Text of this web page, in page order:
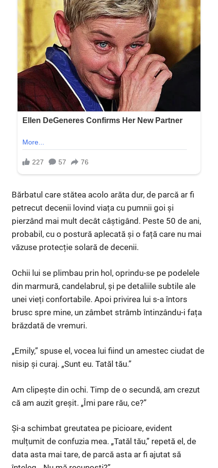
Bărbatul care stătea acolo arăta dur, de parcă ar fi
petrecut decenii lovind viața cu pumnii goi și
pierzând mai mult decât câștigând. Peste 50 de ani,
probabil, cu o postură aplecată și o față care nu mai
văzuse protecție solară de decenii.
Ochii lui se plimbau prin hol, oprindu-se pe podelele
din marmură, candelabrul, și pe detaliile subtile ale
unei vieți confortabile. Apoi privirea lui s-a întors
brusc spre mine, un zâmbet strâmb întinzându-i fața
brăzdată de vremuri.
„Emily,” spuse el, vocea lui fiind un amestec ciudat de
nisip și curaj. „Sunt eu. Tatăl tău.”
Am clipește din ochi. Timp de o secundă, am crezut
că am auzit greșit. „Îmi pare rău, ce?”
Și-a schimbat greutatea pe picioare, evident
mulțumit de confuzia mea. „Tatăl tău,” repetă el, de
data asta mai tare, de parcă asta ar fi ajutat să